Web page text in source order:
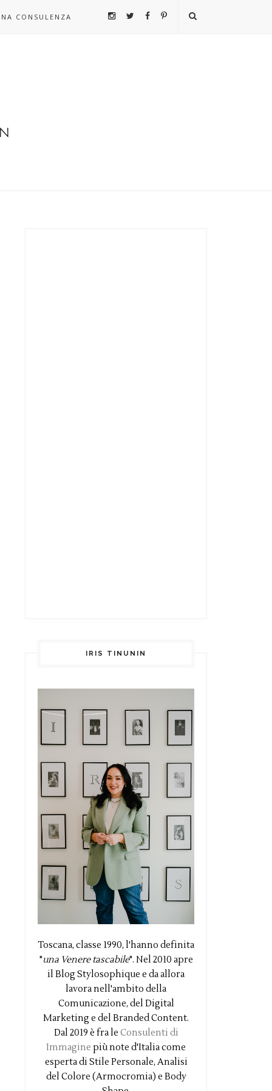
CONSULENZA
IRIS TINUNIN
Toscana, classe 1990, l'hanno definita
"una Venere tascabile". Nel 2010 apre
il Blog Stylosophique e da allora
lavora nell'ambito della
Comunicazione, del Digital
Marketing e del Branded Content.
Dal 2019 è fra le Consulenti di
Immagine più note d'Italia come
esperta di Stile Personale, Analisi
del Colore (Armocromia) e Body